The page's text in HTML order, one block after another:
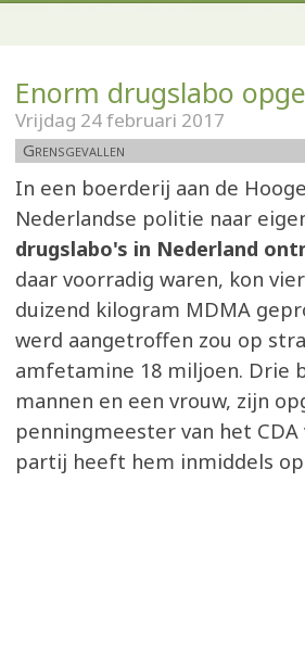
Enorm drugslabo
Vrijdag 24 februari 2017
Grensgevallen
In een boerderij aan de
Nederlandse politie naar
drugslabo's in Nederland
daar voorradig waren, kon
duizend kilogram MDMA
werd aangetroffen zou op
amfetamine 18 miljoen. Drie
mannen en een vrouw, zijn
penningmeester van het CDA
partij heeft hem inmiddels